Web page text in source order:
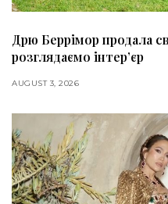
Дрю Беррімор продала
розглядаємо інтер’єр
AUGUST 3, 2026